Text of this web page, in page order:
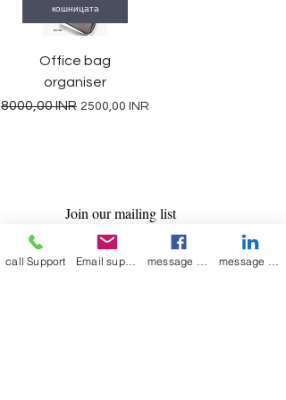
кошницата
Office bag
organiser
Редовна цена
8000,00 INR Продажна цена
2500,00 INR
Join our mailing list
Email *
call Support Email support